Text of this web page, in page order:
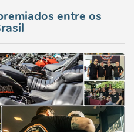
entre os